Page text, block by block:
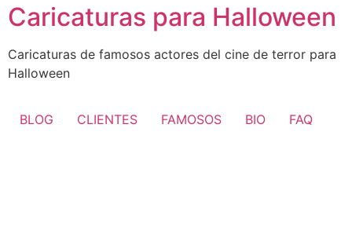
Caricaturas para Halloween
Caricaturas de famosos actores del cine de terror para
Halloween
BLOG CLIENTES FAMOSOS BIO FAQ